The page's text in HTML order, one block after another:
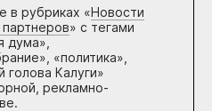
в рубриках «Новости
» с тегами
дума»,
«политика»,
голова Калуги»
рекламно-